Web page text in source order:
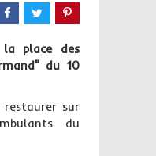
place des
du 10
restaurer sur
du